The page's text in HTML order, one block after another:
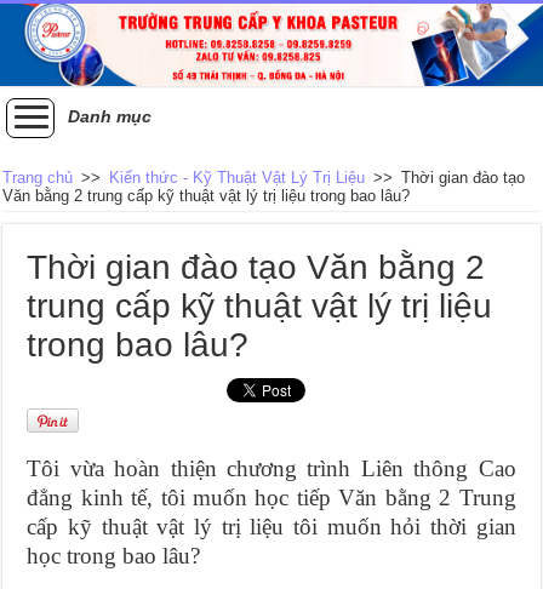
Danh mục
Trang chủ >> Kiến thức - Kỹ Thuật Vật Lý Trị Liệu >> Thời gian đào tạo
Văn bằng 2 trung cấp kỹ thuật vật lý trị liệu trong bao lâu?
Thời gian đào tạo Văn bằng 2
trung cấp kỹ thuật vật lý trị liệu
trong bao lâu?
Tôi vừa hoàn thiện chương trình Liên thông Cao
đẳng kinh tế, tôi muốn học tiếp Văn bằng 2 Trung
cấp kỹ thuật vật lý trị liệu tôi muốn hỏi thời gian
học trong bao lâu?